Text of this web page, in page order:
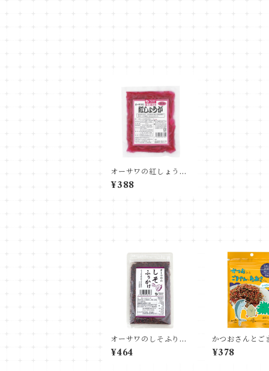
オーサワの紅しょうが
（刻み）
¥388
オーサワのしそふりか
け
¥464
かつおさんとご
とあおさくんふ
¥378